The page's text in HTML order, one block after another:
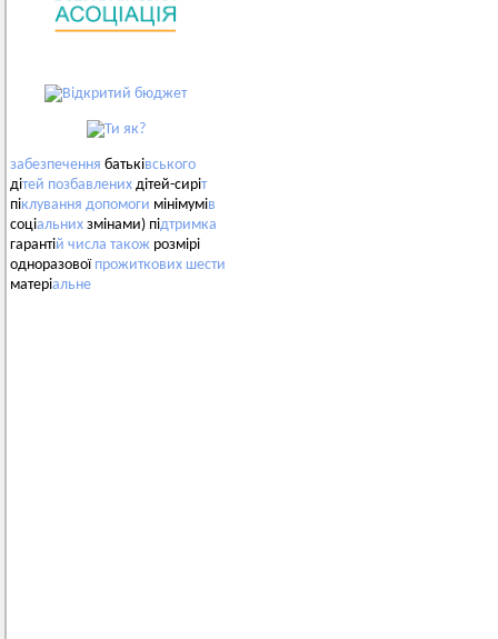
забезпечення батьківського
дітей позбавлених дітей-сиріт
піклування допомоги мінімумів
соціальних змінами) підтримка
гарантій числа також розмірі
одноразової прожиткових шести
матеріальне